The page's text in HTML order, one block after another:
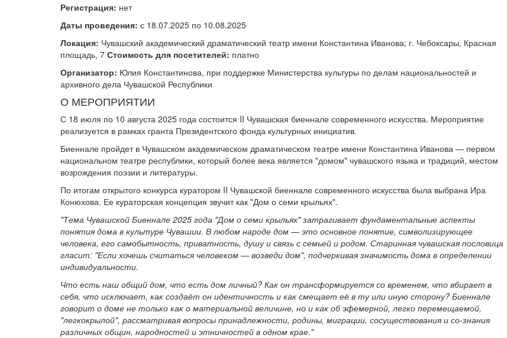
Регистрация: нет
Даты проведения: с 18.07.2025 по 10.08.2025
Локация: Чувашский академический драматический театр имени Константина Иванова; г. Чебоксары, Красная
площадь, 7 Стоимость для посетителей: платно
Организатор: Юлия Константинова, при поддержке Министерства культуры по делам национальностей и
архивного дела Чувашской Республики
О МЕРОПРИЯТИИ
С 18 июля по 10 августа 2025 года состоится II Чувашская биеннале современного искусства. Мероприятие
реализуется в рамках гранта Президентского фонда культурных инициатив.
Биеннале пройдет в Чувашском академическом драматическом театре имени Константина Иванова — первом
национальном театре республики, который более века является "домом" чувашского языка и традиций, местом
возрождения поэзии и литературы.
По итогам открытого конкурса куратором II Чувашской биеннале современного искусства была выбрана Ира
Конюхова. Ее кураторская концепция звучит как "Дом о семи крыльях".
"Тема Чувашской Биеннале 2025 года "Дом о семи крыльях" затрагивает фундаментальные аспекты
понятия дома в культуре Чувашии. В любом народе дом — это основное понятие, символизирующее
человека, его самобытность, приватность, душу и связь с семьей и родом. Старинная чувашская пословица
гласит: "Если хочешь считаться человеком — возведи дом", подчеркивая значимость дома в определении
индивидуальности.
Что есть наш общий дом, что есть дом личный? Как он трансформируется со временем, что вбирает в
себя, что исключает, как создаёт он идентичность и как смещает её в ту или иную сторону? Биеннале
говорит о доме не только как о материальной величине, но и как об эфемерной, легко перемещаемой,
"легкокрылой", рассматривая вопросы принадлежности, родины, миграции, сосуществования и со-знания
различных общин, народностей и этничностей в одном крае."